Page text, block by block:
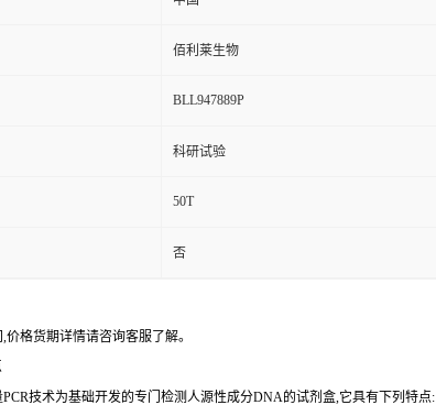
佰利莱生物
BLL947889P
科研试验
50T
否
格货期详情请咨询客服了解。
技术为基础开发的专门检测人源性成分DNA的试剂盒,它具有下列特点: